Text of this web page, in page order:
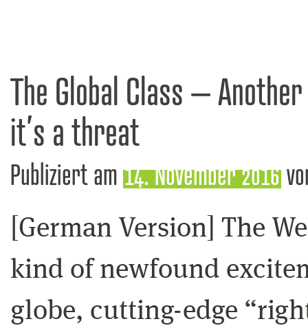
The Global Class –
it’s a threat
Publiziert am 14. November 2016
[German Version] The
kind of newfound
globe, cutting-edge